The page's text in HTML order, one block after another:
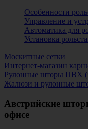
Особенности
Управление и
Автоматика для
Установка
Москитные сетки
Интернет-магазин
Рулонные шторы ПВХ
Жалюзи и рулонные
Австрийские
офисе